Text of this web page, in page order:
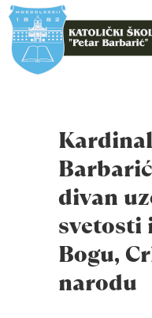
divan
svetosti
Bogu,
narodu